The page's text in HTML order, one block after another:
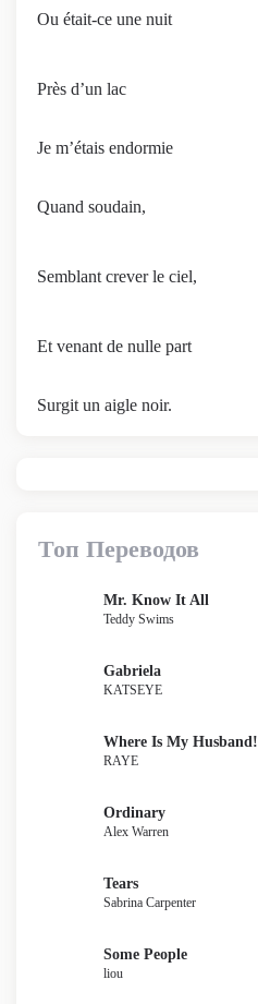
Ou était-ce une nuit
Près d’un lac
Je m’étais endormie
Quand soudain,
Semblant crever le ciel,
Et venant de nulle part
Surgit un aigle noir.
Топ Переводов
Mr. Know It All
Teddy Swims
Gabriela
KATSEYE
Where Is My Husband!
RAYE
Ordinary
Alex Warren
Tears
Sabrina Carpenter
Some People
liou